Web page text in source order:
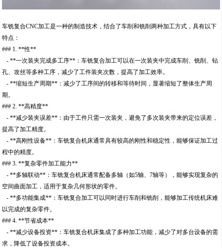
车铣复合CNC加工是一种的制造技术，结合了车削和铣削两种加工方式，具有以下
特点：
### 1. **性**
- **一次装夹完成多工序**：车铣复合加工可以在一次装夹中完成车削、铣削、钻
孔、攻丝等多种工序，减少了工件装夹次数，提高了加工效率。
- **缩短生产周期**：减少了工序间的转移和等待时间，显著缩短了整体生产周
期。
### 2. **高精度**
- **减少装夹误差**：由于工件只需一次装夹，避免了多次装夹带来的定位误差，
提高了加工精度。
- **高刚性设备**：车铣复合机床通常具有较高的刚性和稳定性，能够保证加工过
程中的精度。
### 3. **复杂零件加工能力**
- **多轴联动**：车铣复合机床通常配备多轴（如5轴、7轴等），能够实现复杂的
空间曲面加工，适用于复杂几何形状的零件。
- **多功能集成**：车铣复合加工可以同时进行车削和铣削，能够加工传统机床难
以完成的复杂零件。
### 4. **节省成本**
- **减少设备投资**：车铣复合机床集成了多种加工功能，减少了对多台设备的需
求，降低了设备投资成本。